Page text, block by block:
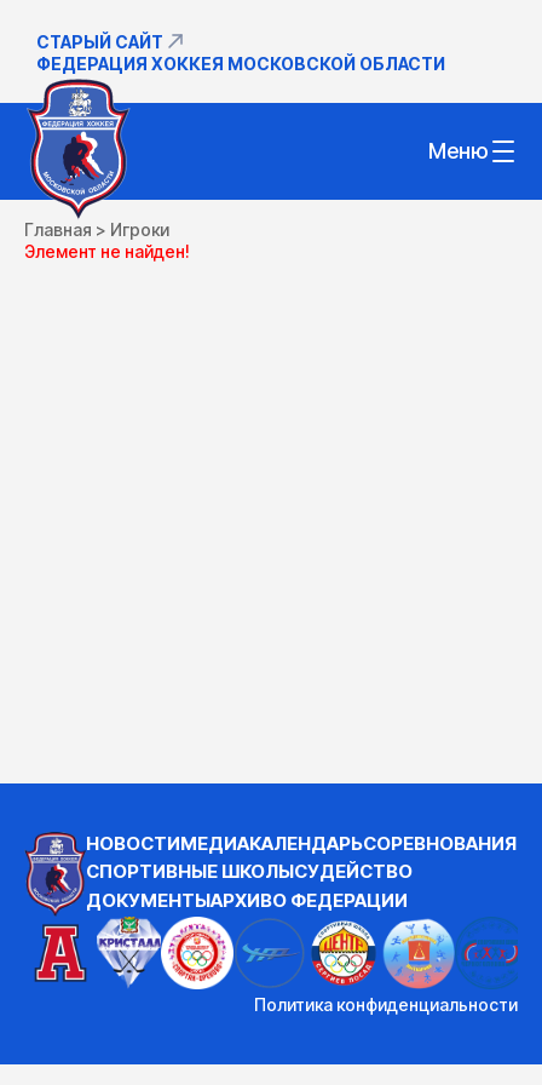
СТАРЫЙ САЙТ
ФЕДЕРАЦИЯ ХОККЕЯ МОСКОВСКОЙ ОБЛАСТИ
Меню
Главная > Игроки
Элемент не найден!
НОВОСТИМЕДИАКАЛЕНДАРЬСОРЕВНОВАНИЯ
СПОРТИВНЫЕ ШКОЛЫСУДЕЙСТВО
ДОКУМЕНТЫАРХИВО ФЕДЕРАЦИИ
Политика конфиденциальности